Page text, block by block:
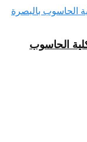
الحاسوب